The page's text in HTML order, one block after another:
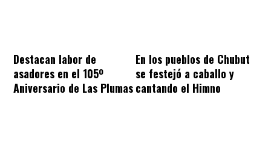
Destacan labor de
asadores en el 105º
Aniversario de Las Plumas
En los pueblos de Chubut
se festejó a caballo y
cantando el Himno